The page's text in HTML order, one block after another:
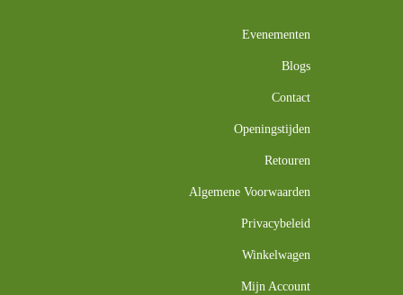
Evenementen
Blogs
Contact
Openingstijden
Retouren
Algemene Voorwaarden
Privacybeleid
Winkelwagen
Mijn Account